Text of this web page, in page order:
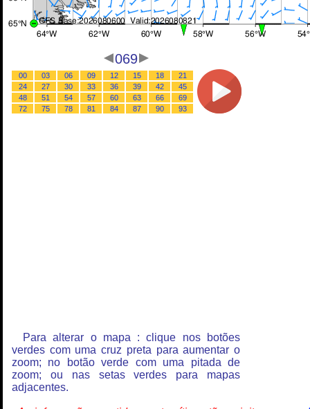
069
00 03 06 09 12 15 18
21
24
27 30 33 36 39 42
45
48
51 54 57 60 63 66
69
72
75 78 81 84 87 90 93
Para alterar o mapa : clique nos botões
verdes com uma cruz preta para aumentar o
zoom; no botão verde com uma pitada de
zoom; ou nas setas verdes para mapas
adjacentes.